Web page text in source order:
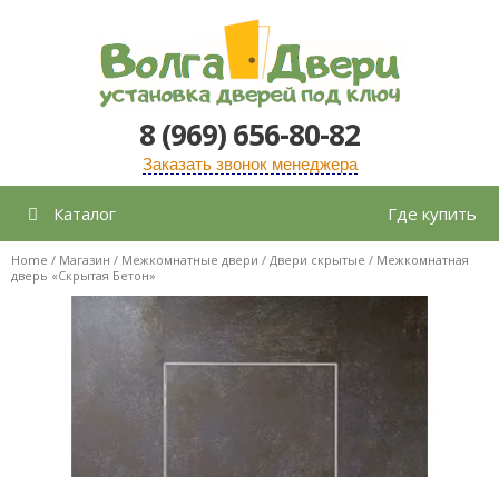
содержимому
8 (969) 656-80-82
Заказать звонок менеджера
Каталог Где купить
Home / Магазин / Межкомнатные двери / Двери скрытые / Межкомнатная
дверь «Скрытая Бетон»